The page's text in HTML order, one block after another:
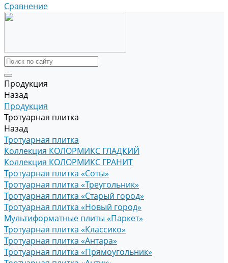
Сравнение
Продукция
Назад
Продукция
Тротуарная плитка
Назад
Тротуарная плитка
Коллекция КОЛОРМИКС ГЛАДКИЙ
Коллекция КОЛОРМИКС ГРАНИТ
Тротуарная плитка «Соты»
Тротуарная плитка «Треугольник»
Тротуарная плитка «Старый город»
Тротуарная плитка «Новый город»
Мультиформатные плиты «Паркет»
Тротуарная плитка «Классико»
Тротуарная плитка «Антара»
Тротуарная плитка «Прямоугольник»